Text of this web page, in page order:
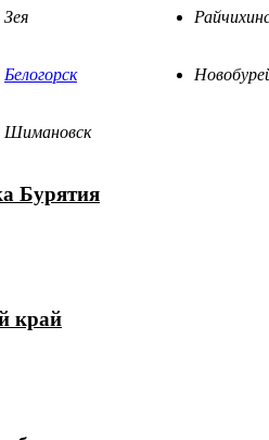
Зея
Белогорск
Шимановск
Бурятия
край